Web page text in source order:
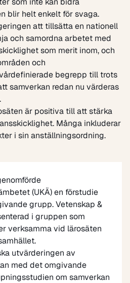
blir helt enkelt för svaga.
att tillsätta en nationell
och samordna arbetet med
som merit inom, och
och
begrepp till trots
samverkan redan nu värderas
är positiva till att stärka
Många inkluderar
i sin anställningsordning.
(UKÄ) en förstudie
grupp. Vetenskap &
i gruppen som
verksamma vid lärosäten
utvärderingen av
med det omgivande
om samverkan